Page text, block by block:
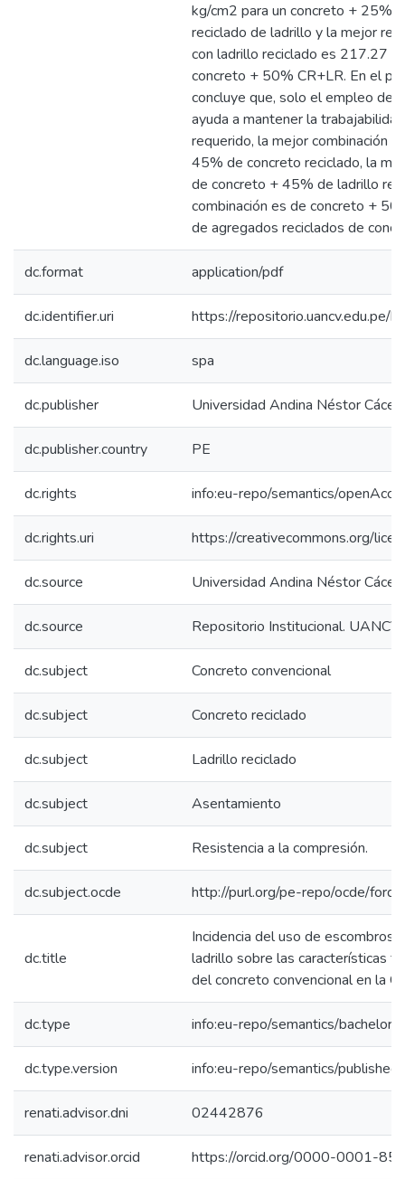
kg/cm2 para un concreto + 25%
reciclado de ladrillo y la mejor
con ladrillo reciclado es 217.27
concreto + 50% CR+LR. En el
concluye que, solo el empleo de
ayuda a mantener la
requerido, la mejor combinación
45% de concreto reciclado, la
de concreto + 45% de ladrillo
combinación es de concreto +
de agregados reciclados de
dc.format application/pdf
dc.identifier.uri https://repositorio.uancv.edu.pe/
dc.language.iso spa
dc.publisher Universidad Andina Néstor
dc.publisher.country PE
dc.rights info:eu-repo/semantics/
dc.rights.uri https://creativecommons.org/
dc.source Universidad Andina Néstor
dc.source Repositorio Institucional. UANCV
dc.subject Concreto convencional
dc.subject Concreto reciclado
dc.subject Ladrillo reciclado
dc.subject Asentamiento
dc.subject Resistencia a la compresión.
dc.subject.ocde http://purl.org/pe-repo/ocde/
dc.title
Incidencia del uso de escombros
ladrillo sobre las características
del concreto convencional en la
dc.type info:eu-repo/semantics/
dc.type.version info:eu-repo/semantics/
renati.advisor.dni 02442876
renati.advisor.orcid https://orcid.org/0000-0001-